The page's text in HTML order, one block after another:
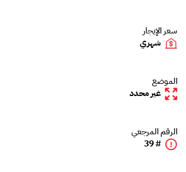
سعر الإيجار
شهري
الموضع
غير محدد
الرقم المرجعي
# 39